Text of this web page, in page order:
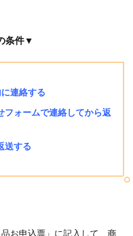
条件▼
連絡する
フォームで連絡してから返
送する
お申込票」に記入して、商